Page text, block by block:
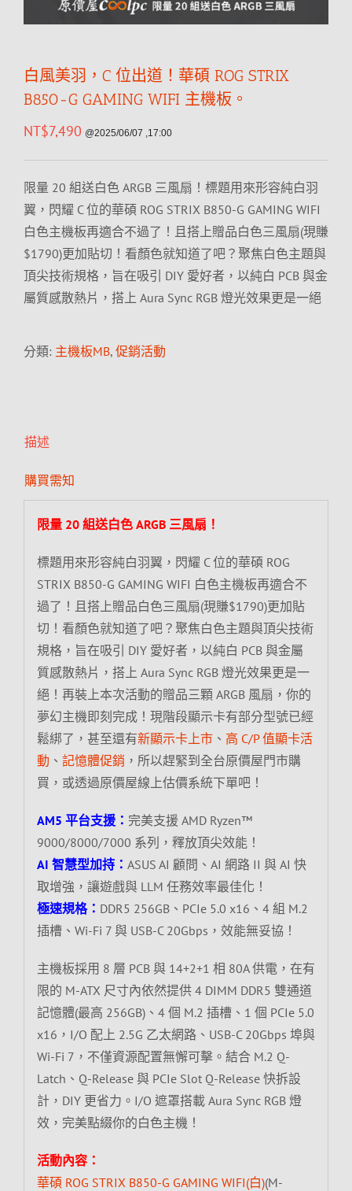
白風美羽，C 位出道！華碩 ROG STRIX
B850-G GAMING WIFI 主機板。
NT$7,490 @2025/06/07 ,17:00
限量 20 組送白色 ARGB 三風扇！標題用來形容純白羽
翼，閃耀 C 位的華碩 ROG STRIX B850-G GAMING WIFI
白色主機板再適合不過了！且搭上贈品白色三風扇(現賺
$1790)更加貼切！看顏色就知道了吧？聚焦白色主題與
頂尖技術規格，旨在吸引 DIY 愛好者，以純白 PCB 與金
屬質感散熱片，搭上 Aura Sync RGB 燈光效果更是一絕
分類: 主機板MB, 促銷活動
描述
購買需知
限量 20 組送白色 ARGB 三風扇！
標題用來形容純白羽翼，閃耀 C 位的華碩 ROG
STRIX B850-G GAMING WIFI 白色主機板再適合不
過了！且搭上贈品白色三風扇(現賺$1790)更加貼
切！看顏色就知道了吧？聚焦白色主題與頂尖技術
規格，旨在吸引 DIY 愛好者，以純白 PCB 與金屬
質感散熱片，搭上 Aura Sync RGB 燈光效果更是一
絕！再裝上本次活動的贈品三顆 ARGB 風扇，你的
夢幻主機即刻完成！現階段顯示卡有部分型號已經
鬆綁了，甚至還有新顯示卡上市、 高 C/P 值顯卡活
動 、 記憶體促銷 ，所以趕緊到全台原價屋門市購
買，或透過原價屋線上估價系統下單吧！
AM5 平台支援： 完美支援 AMD Ryzen™
9000/8000/7000 系列，釋放頂尖效能！
AI 智慧型加持： ASUS AI 顧問、AI 網路 II 與 AI 快
取增強，讓遊戲與 LLM 任務效率最佳化！
極速規格： DDR5 256GB、PCIe 5.0 x16、4 組 M.2
插槽、Wi-Fi 7 與 USB-C 20Gbps，效能無妥協！
主機板採用 8 層 PCB 與 14+2+1 相 80A 供電，在有
限的 M-ATX 尺寸內依然提供 4 DIMM DDR5 雙通道
記憶體(最高 256GB)、4 個 M.2 插槽、1 個 PCIe 5.0
x16，I/O 配上 2.5G 乙太網路、USB-C 20Gbps 埠與
Wi-Fi 7，不僅資源配置無懈可擊。結合 M.2 Q-
Latch、Q-Release 與 PCIe Slot Q-Release 快拆設
計，DIY 更省力。I/O 遮罩搭載 Aura Sync RGB 燈
效，完美點綴你的白色主機！
活動內容：
華碩 ROG STRIX B850-G GAMING WIFI(白)(M-